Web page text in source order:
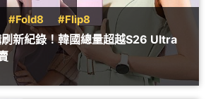
#Fold8 #Flip8
新紀錄！韓國總量超越S26 Ultra